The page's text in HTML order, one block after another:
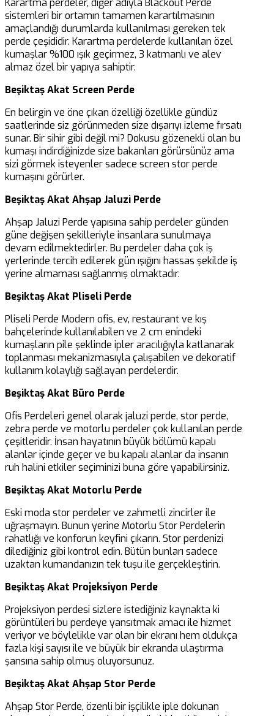
Karartma perdeler, diğer adıyla Blackout Perde
sistemleri bir ortamın tamamen karartılmasının
amaçlandığı durumlarda kullanılması gereken tek
perde çeşididir. Karartma perdelerde kullanılan özel
kumaşlar %100 ışık geçirmez, 3 katmanlı ve alev
almaz özel bir yapıya sahiptir.
Beşiktaş Akat Screen Perde
En belirgin ve öne çıkan özelliği özellikle gündüz
saatlerinde siz görünmeden size dışarıyı izleme fırsatı
sunar. Bir sihir gibi değil mi? Dokusu gözenekli olan bu
kumaşı indirdiğinizde size bakanları görürsünüz ama
sizi görmek isteyenler sadece screen stor perde
kumaşını görürler.
Beşiktaş Akat Ahşap Jaluzi Perde
Ahşap Jaluzi Perde yapısına sahip perdeler günden
güne değişen şekilleriyle insanlara sunulmaya
devam edilmektedirler. Bu perdeler daha çok iş
yerlerinde tercih edilerek gün ışığını hassas şekilde iş
yerine almaması sağlanmış olmaktadır.
Beşiktaş Akat Pliseli Perde
Pliseli Perde Modern ofis, ev, restaurant ve kış
bahçelerinde kullanılabilen ve 2 cm enindeki
kumaşların pile şeklinde ipler aracılığıyla katlanarak
toplanması mekanizmasıyla çalışabilen ve dekoratif
kullanım kolaylığı sağlayan perdelerdir.
Beşiktaş Akat Büro Perde
Ofis Perdeleri genel olarak jaluzi perde, stor perde,
zebra perde ve motorlu perdeler çok kullanılan perde
çeşitleridir. İnsan hayatının büyük bölümü kapalı
alanlar içinde geçer ve bu kapalı alanlar da insanın
ruh halini etkiler seçiminizi buna göre yapabilirsiniz.
Beşiktaş Akat Motorlu Perde
Eski moda stor perdeler ve zahmetli zincirler ile
uğraşmayın. Bunun yerine Motorlu Stor Perdelerin
rahatlığı ve konforun keyfini çıkarın. Stor perdenizi
dilediğiniz gibi kontrol edin. Bütün bunları sadece
uzaktan kumandanızın tek tuşu ile gerçekleştirin.
Beşiktaş Akat Projeksiyon Perde
Projeksiyon perdesi sizlere istediğiniz kaynakta ki
görüntüleri bu perdeye yansıtmak amacı ile hizmet
veriyor ve böylelikle var olan bir ekranı hem oldukça
fazla kişi sayısı ile ve büyük bir ekranda ulaştırma
şansına sahip olmuş oluyorsunuz.
Beşiktaş Akat Ahşap Stor Perde
Ahşap Stor Perde, özenli bir işçilikle iple dokunan